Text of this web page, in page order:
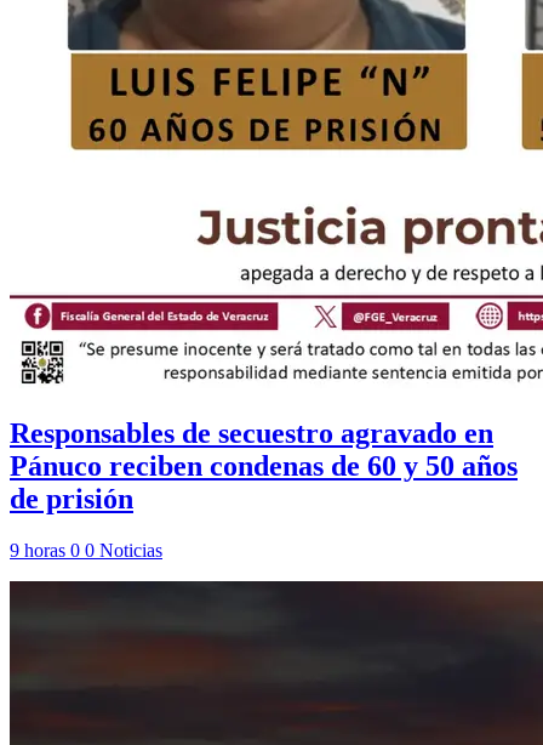
Responsables de secuestro agravado en
Pánuco reciben condenas de 60 y 50 años
de prisión
9 horas 0 0 Noticias